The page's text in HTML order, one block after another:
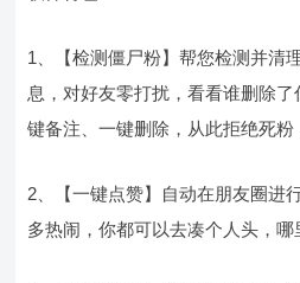
1、【检测僵尸粉】帮您检测并清
息，对好友零打扰，看看谁删除
键备注、一键删除，从此拒绝死粉
2、【一键点赞】自动在朋友圈进
多热闹，你都可以去凑个人头，哪